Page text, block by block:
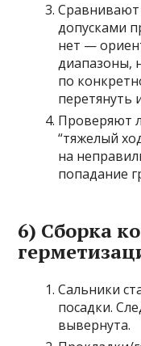
Сравнивают
допусками
нет —
диапазоны,
по
перетянуть
Проверяют
“тяжелый
на
попадание
6) Сборка
Сальники
посадки.
вывернута.